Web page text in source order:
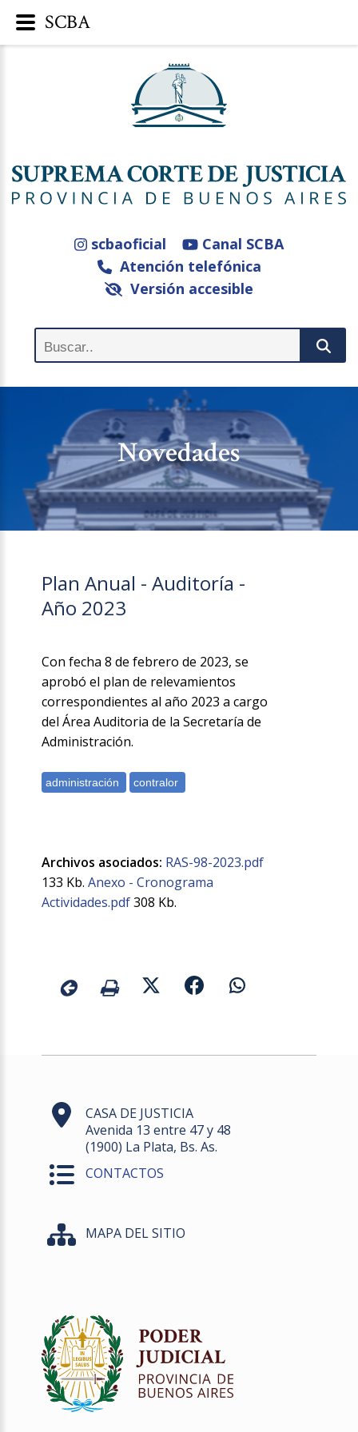
scbaoficial
Canal SCBA
Atención telefónica
Versión accesible
Novedades
Plan Anual - Auditoría -
Año 2023
Con fecha 8 de febrero de 2023, se
aprobó el plan de relevamientos
correspondientes al año 2023 a cargo
del Área Auditoria de la Secretaría de
Administración.
Archivos asociados: RAS-98-2023.pdf
133 Kb.Anexo - Cronograma
Actividades.pdf308 Kb.
CASA DE JUSTICIA
Avenida 13 entre 47 y 48
(1900) La Plata, Bs. As.
CONTACTOS
MAPA DEL SITIO
SCBA